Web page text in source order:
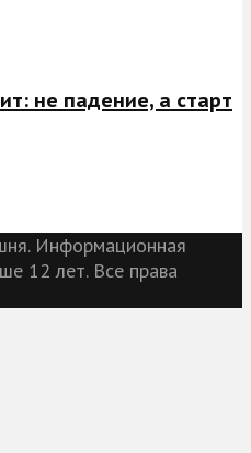
не падение, а старт
Информационная
12 лет. Все права